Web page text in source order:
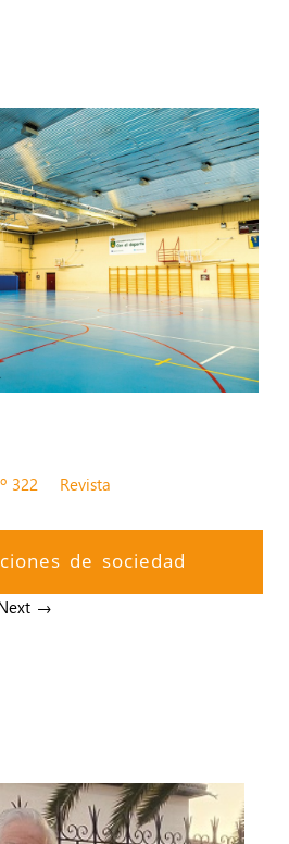
322 Revista
de sociedad
→